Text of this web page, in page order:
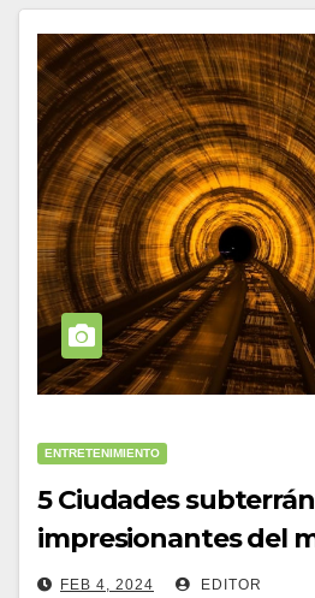
ENTRETENIMIENTO
5 Ciudades
impresionantes del
FEB 4, 2024 EDITOR